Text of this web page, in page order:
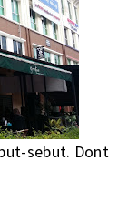
sebut. Dont